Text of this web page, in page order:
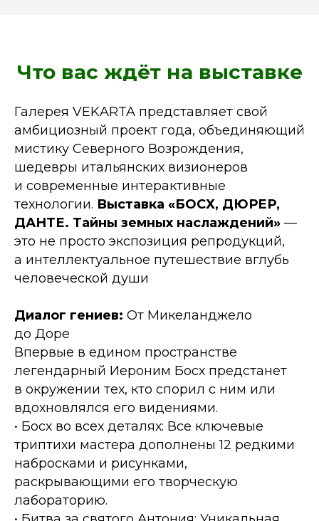
Что вас ждёт на выставке
Галерея VEKARTA представляет свой
амбициозный проект года, объединяющий
мистику Северного Возрождения,
шедевры итальянских визионеров
и современные интерактивные
технологии. Выставка «БОСХ, ДЮРЕР,
ДАНТЕ. Тайны земных наслаждений» —
это не просто экспозиция репродукций,
а интеллектуальное путешествие вглубь
человеческой души
Диалог гениев: От Микеланджело
до Доре
Впервые в едином пространстве
легендарный Иероним Босх предстанет
в окружении тех, кто спорил с ним или
вдохновлялся его видениями.
• Босх во всех деталях: Все ключевые
триптихи мастера дополнены 12 редкими
набросками и рисунками,
раскрывающими его творческую
лабораторию.